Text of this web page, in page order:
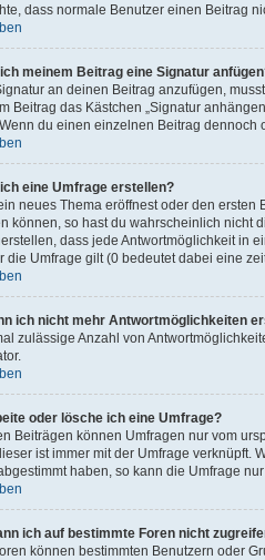
dass normale Benutzer einen Beitrag
meinem Beitrag eine Signatur
an deinen Beitrag anzufügen,
Beitrag das Kästchen „Signatur
du einen einzelnen Beitrag dennoch
eine Umfrage erstellen?
neues Thema eröffnest oder den ersten
können, so hast du wahrscheinlich nicht
dass jede Antwortmöglichkeit in
die Umfrage gilt (0 bedeutet dabei eine
ich nicht mehr Antwortmöglichkeiten
zulässige Anzahl von
oder lösche ich eine Umfrage?
Beiträgen können Umfragen nur vom
ist immer mit der Umfrage
haben, so kann die Umfrage
ich auf bestimmte Foren nicht
können bestimmten Benutzern oder